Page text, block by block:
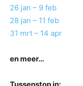
26 jan – 9 feb
28 jan – 11 feb
31 mrt – 14 apr
en meer…